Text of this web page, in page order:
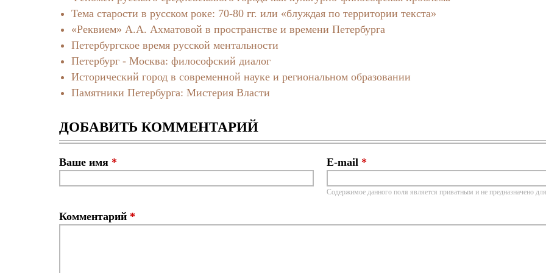
Тема старости в русском роке: 70-80 гг. или «блуждая по территории текста»
«Реквием» А.А. Ахматовой в пространстве и времени Петербурга
Петербургское время русской ментальности
Петербург - Москва: философский диалог
Исторический город в современной науке и региональном образовании
Памятники Петербурга: Мистерия Власти
ДОБАВИТЬ КОММЕНТАРИЙ
Ваше имя * E-mail *
Содержимое данного поля является приватным и не предназначено
Комментарий *